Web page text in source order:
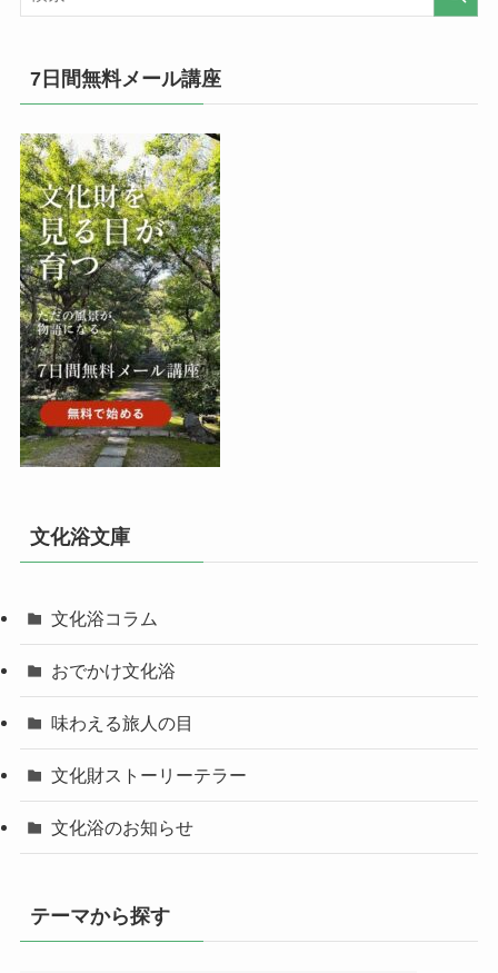
7日間無料メール講座
文化浴文庫
文化浴コラム
おでかけ文化浴
味わえる旅人の目
文化財ストーリーテラー
文化浴のお知らせ
テーマから探す